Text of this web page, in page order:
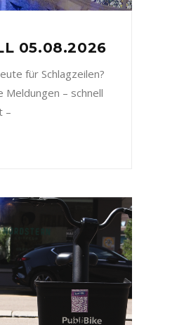
05.08.2026
für Schlagzeilen?
Meldungen – schnell
–